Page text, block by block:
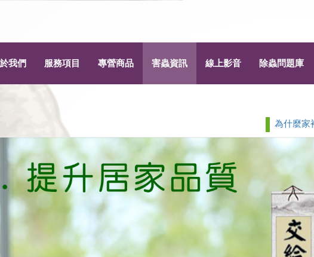
我們 服務項目 專營商品 害蟲資訊 線上影音 除蟲問題庫
為什麼家裡有白